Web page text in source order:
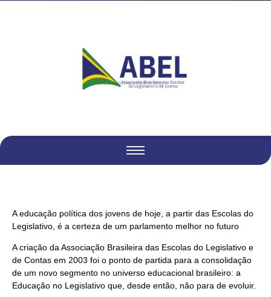
Fresh Articles Every Day
A educação política dos jovens de hoje, a partir das Escolas do
Legislativo, é a certeza de um parlamento melhor no futuro
A criação da Associação Brasileira das Escolas do Legislativo e
de Contas em 2003 foi o ponto de partida para a consolidação
de um novo segmento no universo educacional brasileiro: a
Educação no Legislativo que, desde então, não para de evoluir.